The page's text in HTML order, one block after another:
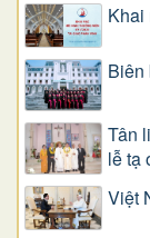
Khai
Biên
Tân
lễ tạ
Việt